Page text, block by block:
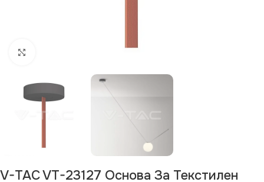
Изчерпан продукт
V-TAC VT-23127 Основа За Текстилен